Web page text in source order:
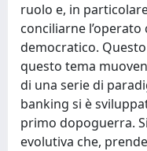
ruolo e, in
conciliarne
democratico.
questo tema
di una serie di
banking si è
primo dopoguerra.
evolutiva che,